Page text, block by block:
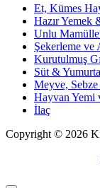
Et, Kümes
Hazır Yemek
Unlu
Şekerleme ve
Kurutulmuş
Süt &
Meyve,
Hayvan Yemi
İlaç
Copyright © 2026